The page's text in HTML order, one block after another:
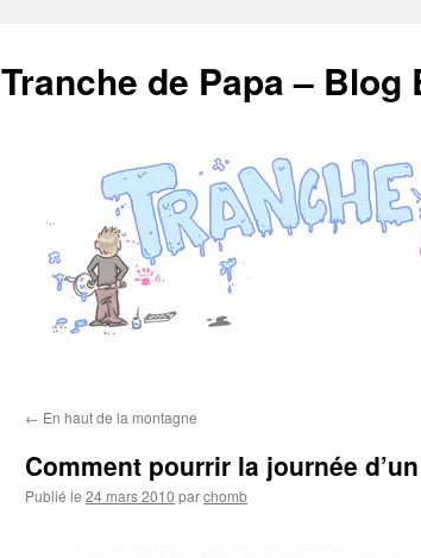
contenu
Tranche de Papa – Blog
← En haut de la montagne
Comment pourrir la journée
Publié le 24 mars 2010 parchomb